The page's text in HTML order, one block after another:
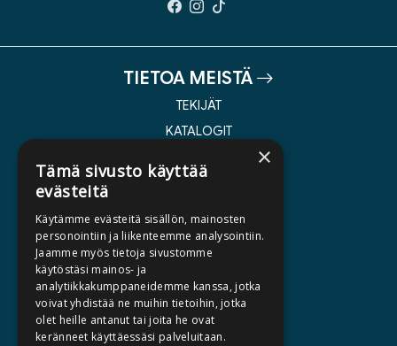
TIETOA MEISTÄ
TEKIJÄT
KATALOGIT
KIRJA TILAUSTYÖNÄ
MEDIALLE
LASKUTUSOSOITTEET
SILTALA.FI
×
Tämä sivusto käyttää
evästeitä
Käytämme evästeitä sisällön, mainosten
personointiin ja liikenteemme analysointiin.
Jaamme myös tietoja sivustomme
käytöstäsi mainos- ja
analytiikkakumppaneidemme kanssa, jotka
voivat yhdistää ne muihin tietoihin, jotka
olet heille antanut tai joita he ovat
keränneet käyttäessäsi palveluitaan.